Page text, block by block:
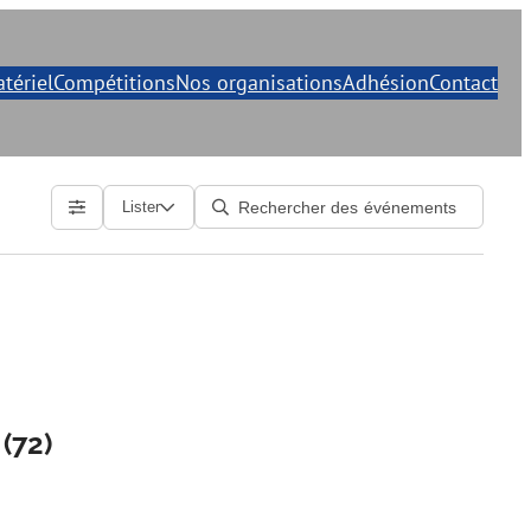
CompétitionsNos organisationsAdhésionContact
Lister